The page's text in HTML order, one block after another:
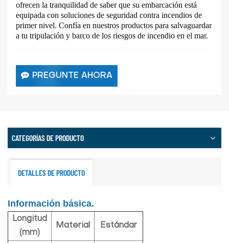
ofrecen la tranquilidad de saber que su embarcación está
equipada con soluciones de seguridad contra incendios de
primer nivel. Confía en nuestros productos para salvaguardar
a tu tripulación y barco de los riesgos de incendio en el mar.
PREGUNTE AHORA
CATEGORÍAS DE PRODUCTO
DETALLES DE PRODUCTO
Información básica.
Longitud
(mm)
Material Estándar